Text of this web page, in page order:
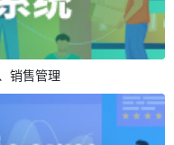
销售管理